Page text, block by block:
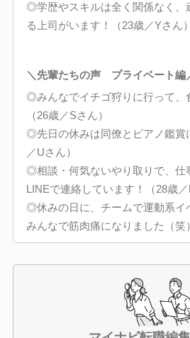
◎学歴やスキルは全く関係なく、
る上司がいます！（23歳／Yさん）
＼先輩たちの声 プライベート編
◎みんなでイチゴ狩りに行って、
（26歳／Sさん）
◎先日の休みは同僚とピアノ鑑賞
／Uさん）
◎相談・何気ないやり取りで、仕
LINEで連絡しています！（28歳／
◎休みの日に、チームで運動系イ
みんなで筋肉痛になりました（笑